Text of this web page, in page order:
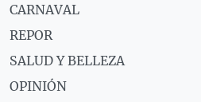
CARNAVAL
REPOR
SALUD Y BELLEZA
OPINIÓN